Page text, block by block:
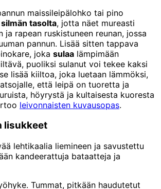
maissileipälohko tai pino
silmän tasolta, jotta näet mureasti
ja rapean ruskistuneen reunan, jossa
pannun. Lisää sitten tappava
joka sulaa lämpimään
puoliksi sulanut voi tekee kaksi
lisää kiiltoa, joka luetaan lämmöksi,
että leipä on tuoretta ja
höyrystä ja kultaisesta kuoresta
leivonnaisten kuvausopas.
lisukkeet
lehtikaalia liemineen ja savustettu
kandeerattuja bataatteja ja
Tummat, pitkään haudutetut